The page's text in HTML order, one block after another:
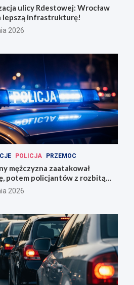
ulicy Rdestowej: Wrocław
lepszą infrastrukturę!
2026
POLICJA PRZEMOC
mężczyzna zaatakował
potem policjantów z rozbitą
2026